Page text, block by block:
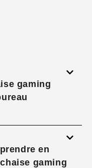
gaming
en
gaming